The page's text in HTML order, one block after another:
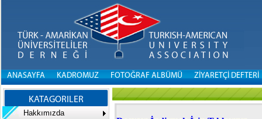
ANASAYFA KADROMUZ FOTOĞRAF ALBÜMÜ ZİYARETÇİ DEFTERİ
KATAGORILER
Hakkımızda